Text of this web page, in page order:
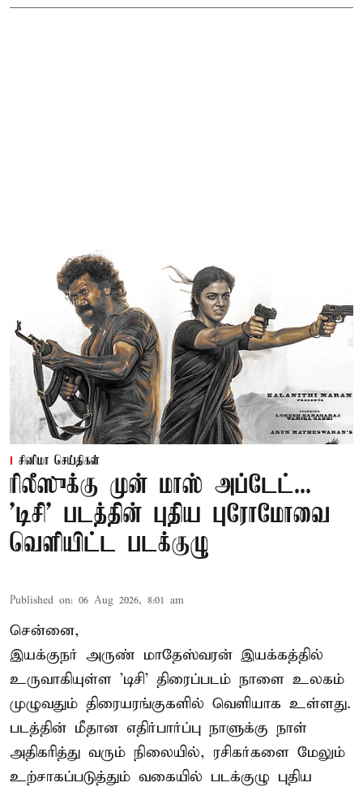
சினிமா செய்திகள்
ரிலீஸுக்கு முன் மாஸ் அப்டேட்...
'டிசி' படத்தின் புதிய புரோமோவை
வெளியிட்ட படக்குழு
Published on: 06 Aug 2026, 8:01 am
சென்னை,
இயக்குநர் அருண் மாதேஸ்வரன் இயக்கத்தில்
உருவாகியுள்ள 'டிசி' திரைப்படம் நாளை உலகம்
முழுவதும் திரையரங்குகளில் வெளியாக உள்ளது.
படத்தின் மீதான எதிர்பார்ப்பு நாளுக்கு நாள்
அதிகரித்து வரும் நிலையில், ரசிகர்களை மேலும்
உற்சாகப்படுத்தும் வகையில் படக்குழு புதிய